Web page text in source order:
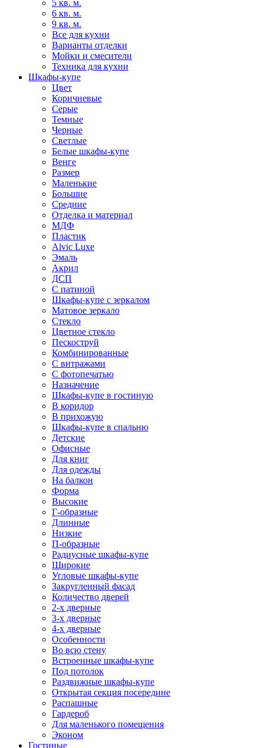
5 кв. м.
6 кв. м.
9 кв. м.
Все для кухни
Варианты отделки
Мойки и смесители
Техника для кухни
Шкафы-купе
Цвет
Коричневые
Серые
Темные
Черные
Светлые
Белые шкафы-купе
Венге
Размер
Маленькие
Большие
Средние
Отделка и материал
МДФ
Пластик
Alvic Luxe
Эмаль
Акрил
ДСП
С патиной
Шкафы-купе с зеркалом
Матовое зеркало
Стекло
Цветное стекло
Пескоструй
Комбинированные
С витражами
С фотопечатью
Назначение
Шкафы-купе в гостиную
В коридор
В прихожую
Шкафы-купе в спальню
Детские
Офисные
Для книг
Для одежды
На балкон
Форма
Высокие
Г-образные
Длинные
Низкие
П-образные
Радиусные шкафы-купе
Широкие
Угловые шкафы-купе
Закругленный фасад
Количество дверей
2-х дверные
3-х дверные
4-х дверные
Особенности
Во всю стену
Встроенные шкафы-купе
Под потолок
Раздвижные шкафы-купе
Открытая секция посередине
Распашные
Гардероб
Для маленького помещения
Эконом
Гостиные